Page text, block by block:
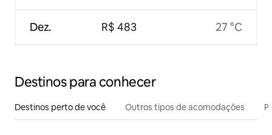
Dez. R$ 483 27 °C
Destinos para conhecer
Destinos perto de você Outros tipos de acomodações